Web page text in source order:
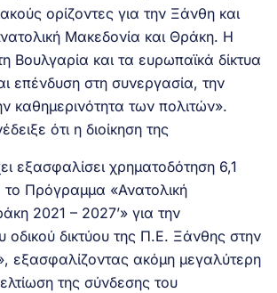
ορίζοντες για την Ξάνθη και
Μακεδονία και Θράκη. Η
Βουλγαρία και τα ευρωπαϊκά δίκτυα
επένδυση στη συνεργασία, την
καθημερινότητα των πολιτών».
ότι η διοίκηση της
εξασφαλίσει χρηματοδότηση 6,1
Πρόγραμμα «Ανατολική
2021 – 2027’» για την
οδικού δικτύου της Π.Ε. Ξάνθης στην
εξασφαλίζοντας ακόμη μεγαλύτερη
της σύνδεσης του